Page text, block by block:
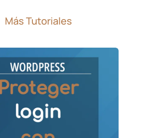
Más Tutoriales